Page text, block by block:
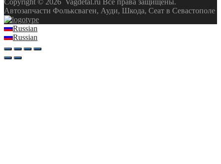
Copyright © 2026 Vagdetal.ru Все права защищены.
Автозапчасти Фольксваген, Ауди, Шкода, Сеат в Севастополе
Russian
Russian